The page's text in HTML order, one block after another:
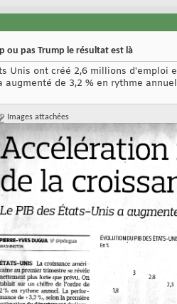
ou pas Trump le résultat est là
Unis ont créé 2,6 millions d'emploi
augmenté de 3,2 % en rythme
Images attachées